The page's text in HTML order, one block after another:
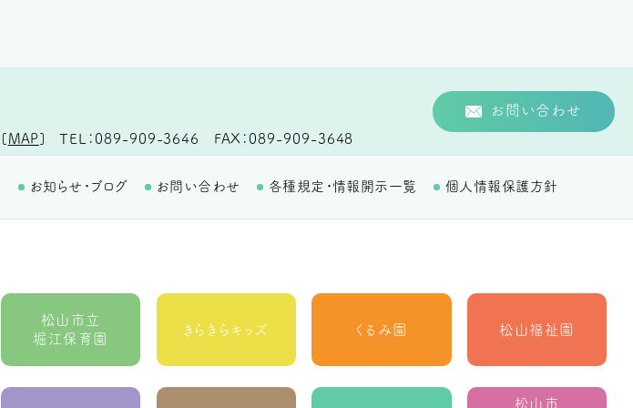
[ MAP ] TEL 089-909-3646 FAX 089-909-3648
お問い合わせ
お知らせ・ブログ お問い合わせ 各種規定・情報開示一覧 個人情報保護方針
松山市立
堀江保育園
きらきらキッズ くるみ園 松山福祉園
松山市